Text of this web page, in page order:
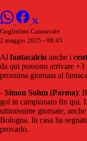
Guglielmo Cannavale
2 maggio 2025 - 08:45
Al fantacalcio anche i
da qui possono arrivare
prossima giornata al
- Simon Sohm (Parma):
gol in campionato fin qui.
ultimissime giornate,
Bologna. In casa ha
provarlo.